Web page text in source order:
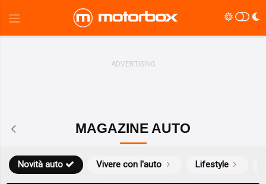
MAGAZINE AUTO
Novità auto Vivere con l'auto Lifestyle